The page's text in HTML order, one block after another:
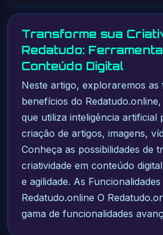
Transforme sua
Redatudo:
Conteúdo Digital
Neste artigo, exploraremos as
benefícios do
que utiliza inteligência artificial
criação de artigos, imagens,
Conheça as possibilidades de
criatividade em conteúdo
e agilidade. As
Redatudo.online O
gama de funcionalidades